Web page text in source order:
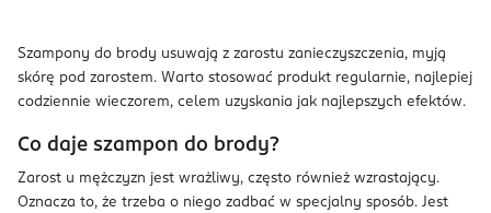
Szampony do brody usuwają z zarostu zanieczyszczenia, myją
skórę pod zarostem. Warto stosować produkt regularnie, najlepiej
codziennie wieczorem, celem uzyskania jak najlepszych efektów.
Co daje szampon do brody?
Zarost u mężczyzn jest wrażliwy, często również wzrastający.
Oznacza to, że trzeba o niego zadbać w specjalny sposób. Jest